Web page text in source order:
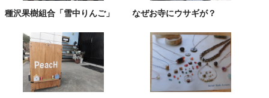
種沢果樹組合「雪中りんご」 なぜお寺にウサギが？